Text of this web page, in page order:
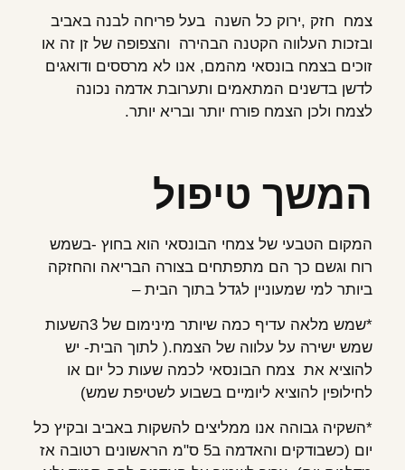
צמח חזק ,ירוק כל השנה בעל פריחה לבנה באביב
ובזכות העלווה הקטנה הבהירה והצפופה של זן זה או
זוכים בצמח בונסאי מהמם, אנו לא מרססים ודואגים
לדשן בדשנים המתאמים ותערובת אדמה נכונה
לצמח ולכן הצמח פורח יותר ובריא יותר.
המשך טיפול
המקום הטבעי של צמחי הבונסאי הוא בחוץ -בשמש
רוח וגשם כך הם מתפתחים בצורה הבריאה והחזקה
ביותר למי שמעוניין לגדל בתוך הבית –
*שמש מלאה עדיף כמה שיותר מינימום של 3השעות
שמש ישירה על עלווה של הצמח.( לתוך הבית- יש
להוציא את צמח הבונסאי לכמה שעות כל יום או
לחילופין להוציא ליומיים בשבוע לשטיפת שמש)
*השקיה גבוהה אנו ממליצים להשקות באביב ובקיץ כל
יום (כשבודקים והאדמה ב5 ס"מ הראשונים רטובה אז